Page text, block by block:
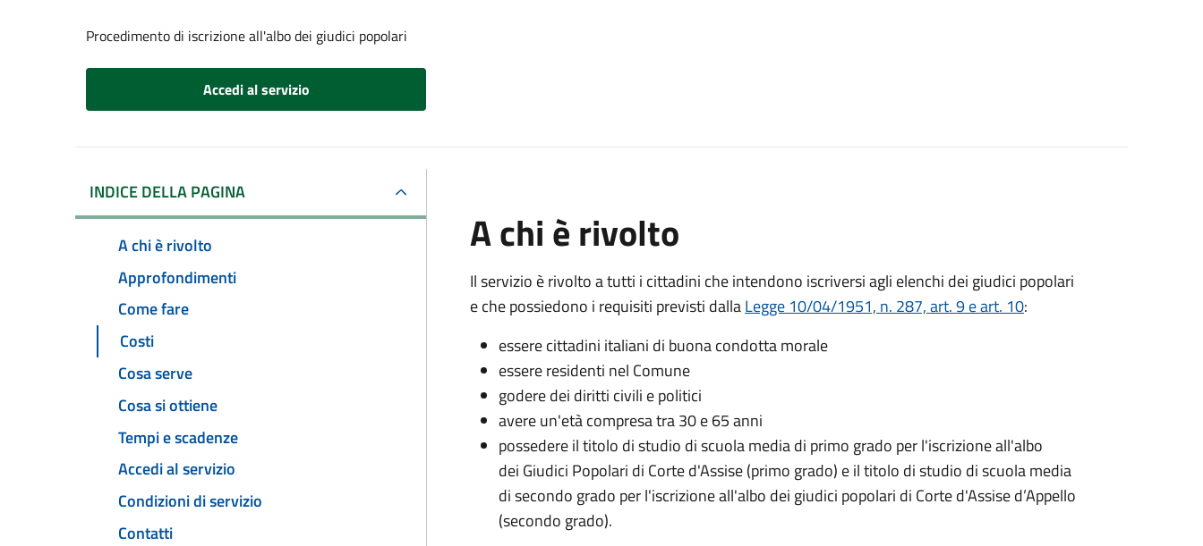
Procedimento di iscrizione all'albo dei giudici popolari
Accedi al servizio
INDICE DELLA PAGINA
A chi è rivolto
Approfondimenti
Come fare
Costi
Cosa serve
Cosa si ottiene
Tempi e scadenze
Accedi al servizio
Condizioni di servizio
Contatti
A chi è rivolto
Il servizio è rivolto a tutti i cittadini che intendono iscriversi agli elenchi dei giudici popolari
e che possiedono i requisiti previsti dallaLegge 10/04/1951, n. 287, art. 9 e art. 10:
essere cittadini italiani di buona condotta morale
essere residenti nel Comune
godere dei diritti civili e politici
avere un'età compresa tra 30 e 65 anni
possedere il titolo di studio di scuola media di primo grado per l'iscrizione all'albo
dei Giudici Popolari di Corte d'Assise (primo grado) e il titolo di studio di scuola media
di secondo grado per l'iscrizione all'albo dei giudici popolari di Corte d'Assise d’Appello
(secondo grado).